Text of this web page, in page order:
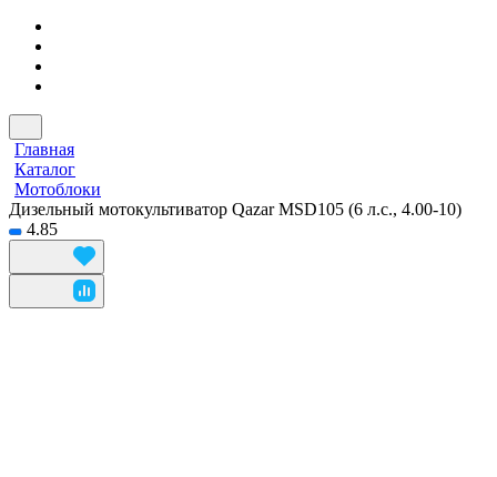
Главная
Каталог
Мотоблоки
Дизельный мотокультиватор Qazar MSD105 (6 л.с., 4.00-10)
4.85